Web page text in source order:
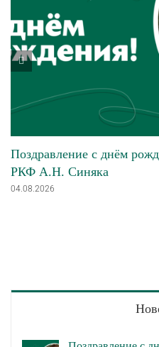
Поздравление с днём
РКФ А.Н. Синяка
04.08.2026